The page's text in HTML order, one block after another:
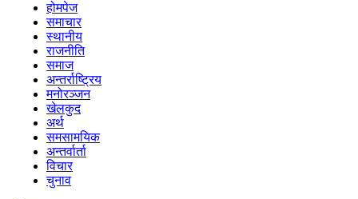
होमपेज
समाचार
स्थानीय
राजनीति
समाज
अन्तर्राष्ट्रिय
मनोरञ्जन
खेलकुद
अर्थ
समसामयिक
अन्तर्वार्ता
विचार
चुनाव